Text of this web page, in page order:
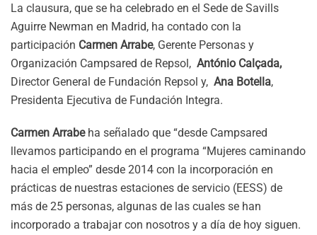
La clausura, que se ha celebrado en el Sede de Savills
Aguirre Newman en Madrid, ha contado con la
participación Carmen Arrabe, Gerente Personas y
Organización Campsared de Repsol, António Calçada,
Director General de Fundación Repsol y, Ana Botella,
Presidenta Ejecutiva de Fundación Integra.
Carmen Arrabeha señalado que “desde Campsared
llevamos participando en el programa “Mujeres caminando
hacia el empleo” desde 2014 con la incorporación en
prácticas de nuestras estaciones de servicio (EESS) de
más de 25 personas, algunas de las cuales se han
incorporado a trabajar con nosotros y a día de hoy siguen.